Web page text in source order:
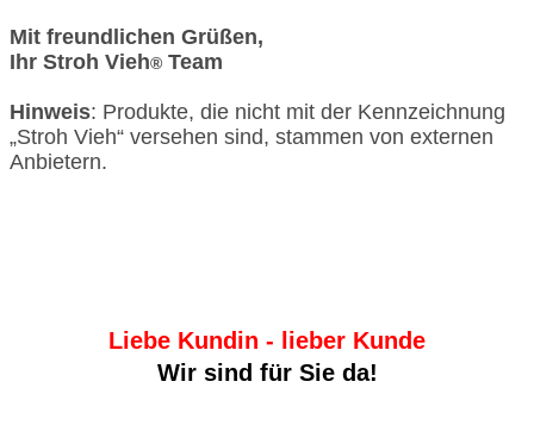
Mit freundlichen Grüßen,
Ihr Stroh Vieh® Team
Hinweis: Produkte, die nicht mit der Kennzeichnung
„Stroh Vieh“ versehen sind, stammen von externen
Anbietern.
Liebe Kundin - lieber Kunde
Wir sind für Sie da!